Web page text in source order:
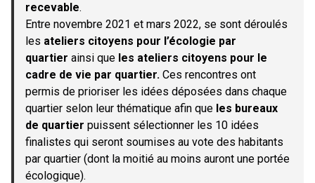
recevable.
Entre novembre 2021 et mars 2022, se sont déroulés
les ateliers citoyens pour l’écologie par
quartier ainsi que les ateliers citoyens pour le
cadre de vie par quartier. Ces rencontres ont
permis de prioriser les idées déposées dans chaque
quartier selon leur thématique afin que les bureaux
de quartier puissent sélectionner les 10 idées
finalistes qui seront soumises au vote des habitants
par quartier (dont la moitié au moins auront une portée
écologique).